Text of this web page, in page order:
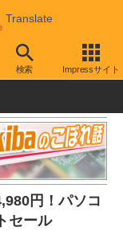
Translate
検索 Impressサイト
特価情報
円！パソコ
セール